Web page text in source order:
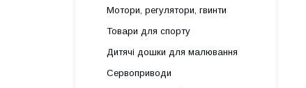
Мотори, регулятори, гвинти
Товари для спорту
Дитячі дошки для малювання
Сервоприводи